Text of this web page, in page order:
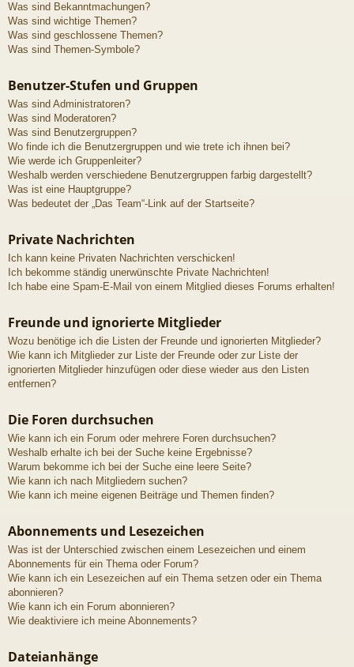
Was sind Bekanntmachungen?
Was sind wichtige Themen?
Was sind geschlossene Themen?
Was sind Themen-Symbole?
Benutzer-Stufen und Gruppen
Was sind Administratoren?
Was sind Moderatoren?
Was sind Benutzergruppen?
Wo finde ich die Benutzergruppen und wie trete ich ihnen bei?
Wie werde ich Gruppenleiter?
Weshalb werden verschiedene Benutzergruppen farbig dargestellt?
Was ist eine Hauptgruppe?
Was bedeutet der „Das Team“-Link auf der Startseite?
Private Nachrichten
Ich kann keine Privaten Nachrichten verschicken!
Ich bekomme ständig unerwünschte Private Nachrichten!
Ich habe eine Spam-E-Mail von einem Mitglied dieses Forums erhalten!
Freunde und ignorierte Mitglieder
Wozu benötige ich die Listen der Freunde und ignorierten Mitglieder?
Wie kann ich Mitglieder zur Liste der Freunde oder zur Liste der
ignorierten Mitglieder hinzufügen oder diese wieder aus den Listen
entfernen?
Die Foren durchsuchen
Wie kann ich ein Forum oder mehrere Foren durchsuchen?
Weshalb erhalte ich bei der Suche keine Ergebnisse?
Warum bekomme ich bei der Suche eine leere Seite?
Wie kann ich nach Mitgliedern suchen?
Wie kann ich meine eigenen Beiträge und Themen finden?
Abonnements und Lesezeichen
Was ist der Unterschied zwischen einem Lesezeichen und einem
Abonnements für ein Thema oder Forum?
Wie kann ich ein Lesezeichen auf ein Thema setzen oder ein Thema
abonnieren?
Wie kann ich ein Forum abonnieren?
Wie deaktiviere ich meine Abonnements?
Dateianhänge